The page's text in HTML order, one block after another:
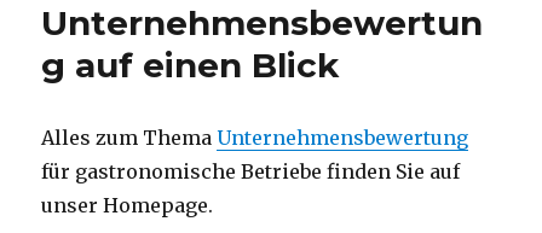
Unternehmensbewertun
g auf einen Blick
Alles zum ThemaUnternehmensbewertung
für gastronomische Betriebe finden Sie auf
unser Homepage.